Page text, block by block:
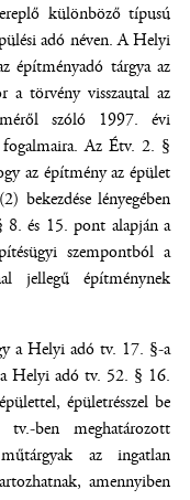
különböző típusú
adó néven. A Helyi
építményadó tárgya az
a törvény visszautal az
szóló 1997. évi
Az Étv. 2. §
az építmény az épület
bekezdése lényegében
8. és 15. pont alapján a
szempontból a
jellegű építménynek
a Helyi adó tv. 17. §-a
Helyi adó tv. 52. § 16.
épületrésszel be
ben meghatározott
az ingatlan
amennyiben